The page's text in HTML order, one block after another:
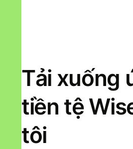
Tải xuống
tiền tệ
tôi